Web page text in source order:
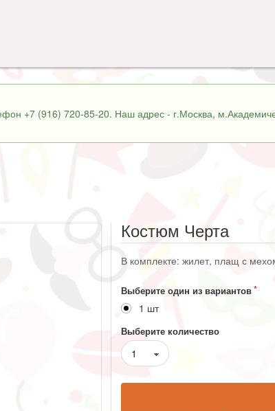
+7 (916) 720-85-20. Наш адрес - г.Москва,
Костюм Черта
В комплекте: жилет, плащ с
Выберите один из вариантов
1 шт
Выберите количество
1